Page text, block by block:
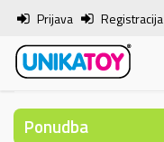
Prijava Registracija
Ponudba